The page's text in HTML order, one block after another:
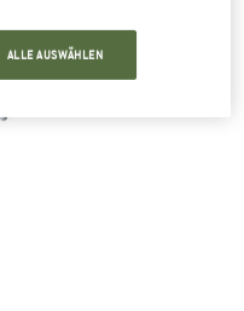
ALLE AUSWÄHLEN